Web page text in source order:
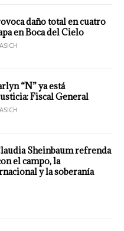
daño total en cuatro
en Boca del Cielo
ASICH
“N” ya está
Fiscal General
ASICH
Sheinbaum refrenda
el campo, la
y la soberanía